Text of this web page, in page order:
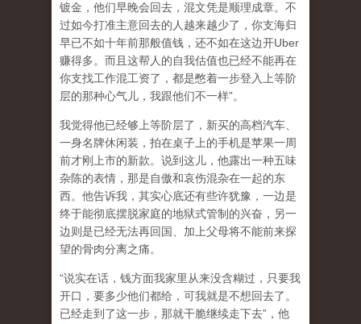
镀金，他们早晚会回去，混文凭是顺理成章。不
过如今打准主意回去的人越来越少了，你支海归
早已不如十年前那般值钱，还不如在这边开Uber
赚得多。而且这帮人的自我估值也已经不能再在
你支找工作混工资了，都是憋着一步登入上等阶
层的那种心气儿，我跟他们不一样”。
我觉得他已经够上等阶层了，新买的高档汽车、
一身名牌休闲装，拍在桌子上的手机是苹果一周
前才刚上市的新款。说到这儿，他露出一种五味
杂陈的表情，那是自傲和哀伤混杂在一起的东
西。他告诉我，其实心底还有些许犹豫，一边是
终于能彻底摆脱家庭的地狱式管制的兴奋，另一
边则是已经无法再回国、加上父母将不能前来探
望的骨肉分离之痛。
“说实在话，钱方面我家里从来没含糊过，只要我
开口，要多少他们都给，可我就是不想回去了。
已经走到了这一步，那就干脆继续走下去”，他